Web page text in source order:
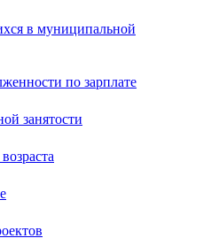
в муниципальной
по зарплате
занятости